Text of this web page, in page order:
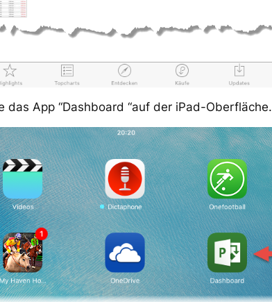
das App “Dashboard “auf der iPad-Oberfläche.